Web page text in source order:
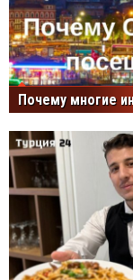
Почему многие